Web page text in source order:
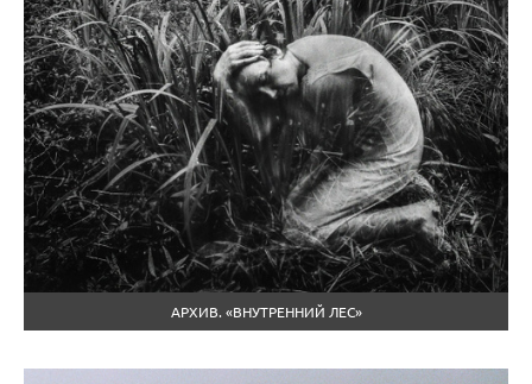
АРХИВ. «ВНУТРЕННИЙ ЛЕС»